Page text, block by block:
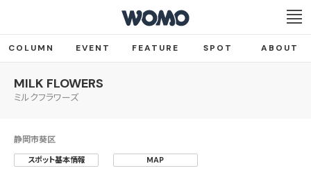
COLUMN EVENT FEATURE SPOT ABOUT
MILK FLOWERS
ミルクフラワーズ
静岡市葵区
スポット基本情報 MAP